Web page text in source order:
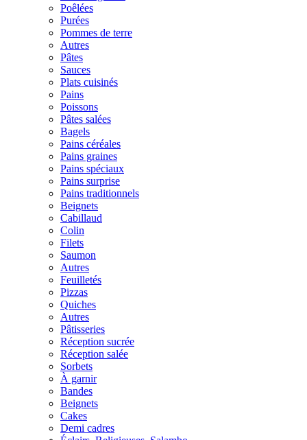
Poêlées
Purées
Pommes de terre
Autres
Pâtes
Sauces
Plats cuisinés
Pains
Poissons
Pâtes salées
Bagels
Pains céréales
Pains graines
Pains spéciaux
Pains surprise
Pains traditionnels
Beignets
Cabillaud
Colin
Filets
Saumon
Autres
Feuilletés
Pizzas
Quiches
Autres
Pâtisseries
Réception sucrée
Réception salée
Sorbets
À garnir
Bandes
Beignets
Cakes
Demi cadres